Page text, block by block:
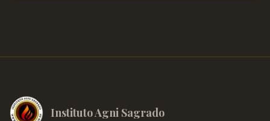
Instituto Agni Sagrado